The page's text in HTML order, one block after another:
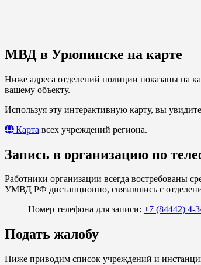
МВД в Урюпинске на карте
Ниже адреса отделений полиции показаны на
вашему объекту.
Используя эту интерактивную карту, вы
Карта всех учреждений региона.
Запись в организацию по
Работники организации всегда востребованы
УМВД РФ дистанционно, связавшись с
Номер телефона для записи: +7 (84442) 4-
Подать жалобу
Ниже приводим список учреждений и